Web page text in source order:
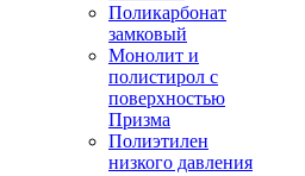
Поликарбонат
замковый
Монолит и
полистирол с
поверхностью
Призма
Полиэтилен
низкого давления